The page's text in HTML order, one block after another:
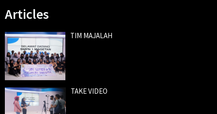
Articles
TIM MAJALAH
TAKE VIDEO